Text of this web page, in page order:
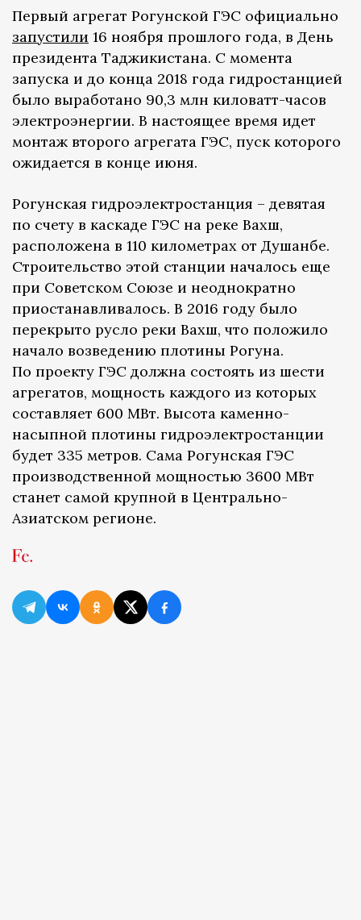
Первый агрегат Рогунской ГЭС официально
запустили 16 ноября прошлого года, в День
президента Таджикистана. С момента
запуска и до конца 2018 года гидростанцией
было выработано 90,3 млн киловатт-часов
электроэнергии. В настоящее время идет
монтаж второго агрегата ГЭС, пуск которого
ожидается в конце июня.
Рогунская гидроэлектростанция – девятая
по счету в каскаде ГЭС на реке Вахш,
расположена в 110 километрах от Душанбе.
Строительство этой станции началось еще
при Советском Союзе и неоднократно
приостанавливалось. В 2016 году было
перекрыто русло реки Вахш, что положило
начало возведению плотины Рогуна.
По проекту ГЭС должна состоять из шести
агрегатов, мощность каждого из которых
составляет 600 МВт. Высота каменно-
насыпной плотины гидроэлектростанции
будет 335 метров. Сама Рогунская ГЭС
производственной мощностью 3600 МВт
станет самой крупной в Центрально-
Азиатском регионе.